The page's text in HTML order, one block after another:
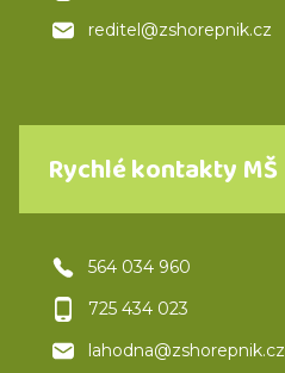
reditel@zshorepnik.cz
Rychlé kontakty MŠ
564 034 960
725 434 023
lahodna@zshorepnik.cz